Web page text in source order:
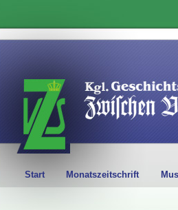
Start Monatszeitschrift